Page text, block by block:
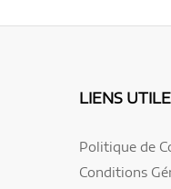
LIENS
Politique de
Conditions